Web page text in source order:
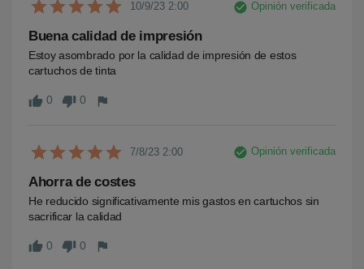
10/9/23 2:00 check_circle Opinión verificada
Buena calidad de impresión
Estoy asombrado por la calidad de impresión de estos
cartuchos de tinta
thumb_up 0 thumb_down 0 flag
7/8/23 2:00 check_circle Opinión verificada
Ahorra de costes
He reducido significativamente mis gastos en cartuchos sin
sacrificar la calidad
thumb_up 0 thumb_down 0 flag